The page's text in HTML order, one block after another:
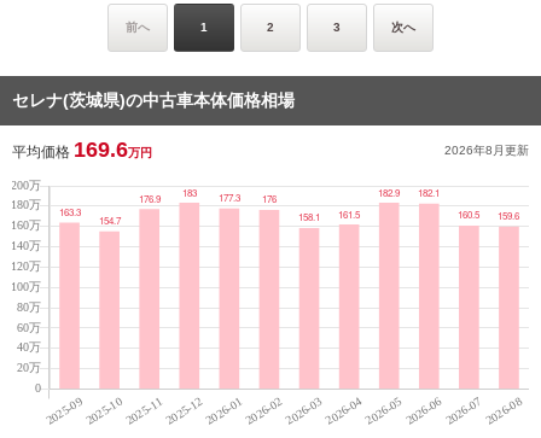
前へ 1 2 3 次へ
セレナ(茨城県)の中古車本体価格相場
平均価格 169.6万円 2026年8月更新